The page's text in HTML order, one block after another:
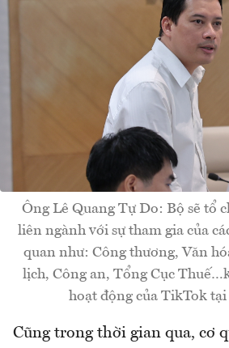
Ông Lê Quang Tự Do: Bộ sẽ tổ
liên ngành với sự tham gia của
quan như: Công thương, Văn
lịch, Công an, Tổng Cục
hoạt động của TikTok
Cũng trong thời gian qua, cơ